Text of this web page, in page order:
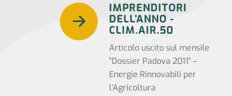
IMPRENDITORI
DELL’ANNO -
CLIM.AIR.50
Articolo uscito sul mensile
“Dossier Padova 2011” –
Energie Rinnovabili per
l’Agricoltura